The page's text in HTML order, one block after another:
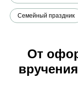
Семейный праздник
От